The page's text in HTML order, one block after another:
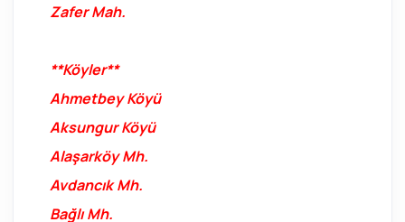
Zafer Mah.
**Köyler**
Ahmetbey Köyü
Aksungur Köyü
Alaşarköy Mh.
Avdancık Mh.
Bağlı Mh.